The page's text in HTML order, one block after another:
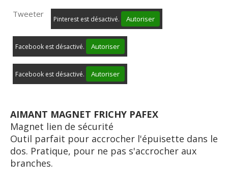
Tweeter
Pinterest est désactivé. Autoriser
Facebook est désactivé. Autoriser
Facebook est désactivé. Autoriser
AIMANT MAGNET FRICHY PAFEX
Magnet lien de séc urité
Outil parfait pour accrocher l'épuisette dans le
dos. Pratique, pour ne pas s'accrocher aux
branches.